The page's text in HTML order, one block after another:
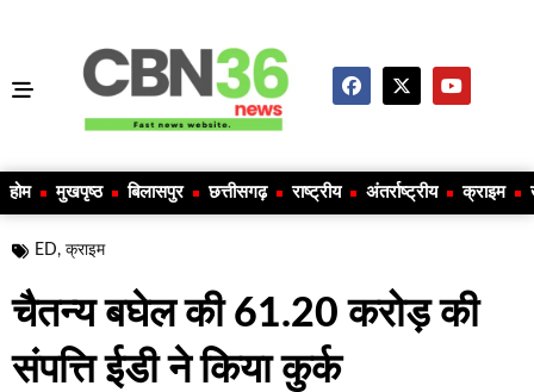
होम मुखपृष्ठ बिलासपुर छत्तीसगढ़ राष्ट्रीय अंतर्राष्ट्रीय क्राइम
ED, क्राइम
चैतन्य बघेल की 61.20 करोड़ की
संपत्ति ईडी ने किया कुर्क